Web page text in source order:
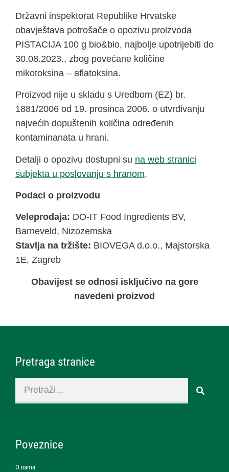
Državni inspektorat Republike Hrvatske
obavještava potrošače o opozivu proizvoda
PISTACIJA 100 g bio&bio, najbolje upotrijebiti do
30.08.2023., zbog povećane količine
mikotoksina – aflatoksina.
Proizvod nije u skladu s Uredbom (EZ) br.
1881/2006 od 19. prosinca 2006. o utvrđivanju
najvećih dopuštenih količina određenih
kontaminanata u hrani.
Detalji o opozivu dostupni su na web stranici
subjekta u poslovanju s hranom.
Podaci o proizvodu
Veleprodaja: DO-IT Food Ingredients BV,
Barneveld, Nizozemska
Stavlja na tržište: BIOVEGA d.o.o., Majstorska
1E, Zagreb
Obavijest se odnosi isključivo na gore
navedeni proizvod
Pretraga stranice
Poveznice
O nama